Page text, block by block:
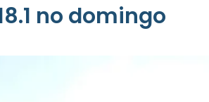
no domingo